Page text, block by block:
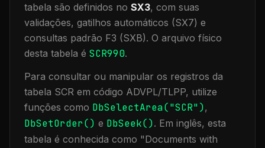
tabela são definidos no SX3, com suas
validações, gatilhos automáticos (SX7) e
consultas padrão F3 (SXB). O arquivo físico
desta tabela é SCR990.
Para consultar ou manipular os registros da
tabela SCR em código ADVPL/TLPP, utilize
funções como DbSelectArea("SCR"),
DbSetOrder() e DbSeek(). Em inglês, esta
tabela é conhecida como "Documents with